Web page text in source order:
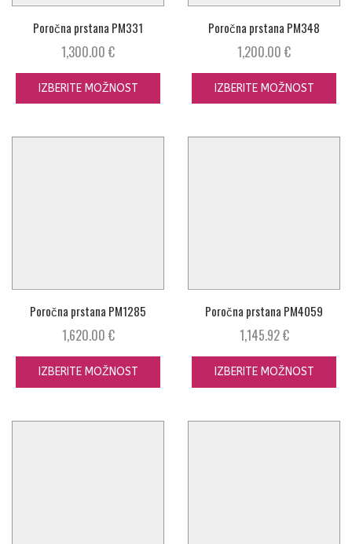
Poročna prstana PM331
1,300.00 €
IZBERITE MOŽNOST
Poročna prstana PM348
1,200.00 €
IZBERITE MOŽNOST
Poročna prstana PM1285
1,620.00 €
IZBERITE MOŽNOST
Poročna prstana PM4059
1,145.92€
IZBERITE MOŽNOST